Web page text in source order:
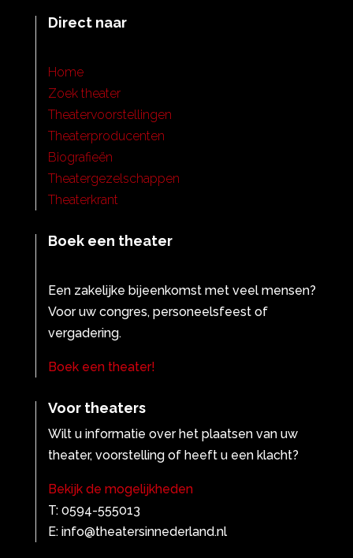
Direct naar
Home
Zoek theater
Theatervoorstellingen
Theaterproducenten
Biografieën
Theatergezelschappen
Theaterkrant
Boek een theater
Een zakelijke bijeenkomst met veel mensen?
Voor uw congres, personeelsfeest of
vergadering.
Boek een theater!
Voor theaters
Wilt u informatie over het plaatsen van uw
theater, voorstelling of heeft u een klacht?
Bekijk de mogelijkheden
T: 0594-555013
E: info@theatersinnederland.nl